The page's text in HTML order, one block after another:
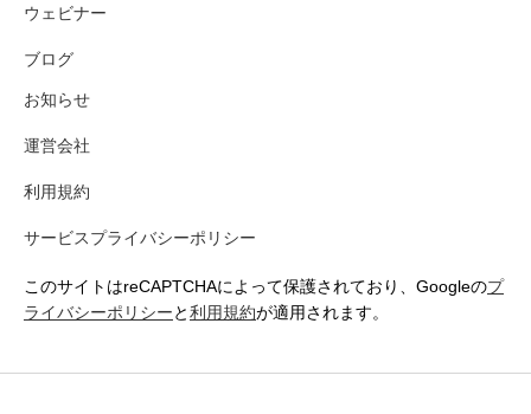
ウェビナー
ブログ
お知らせ
運営会社
利用規約
サービスプライバシーポリシー
このサイトはreCAPTCHAによって保護されており、Googleのプ
ライバシーポリシーと利用規約が適用されます。